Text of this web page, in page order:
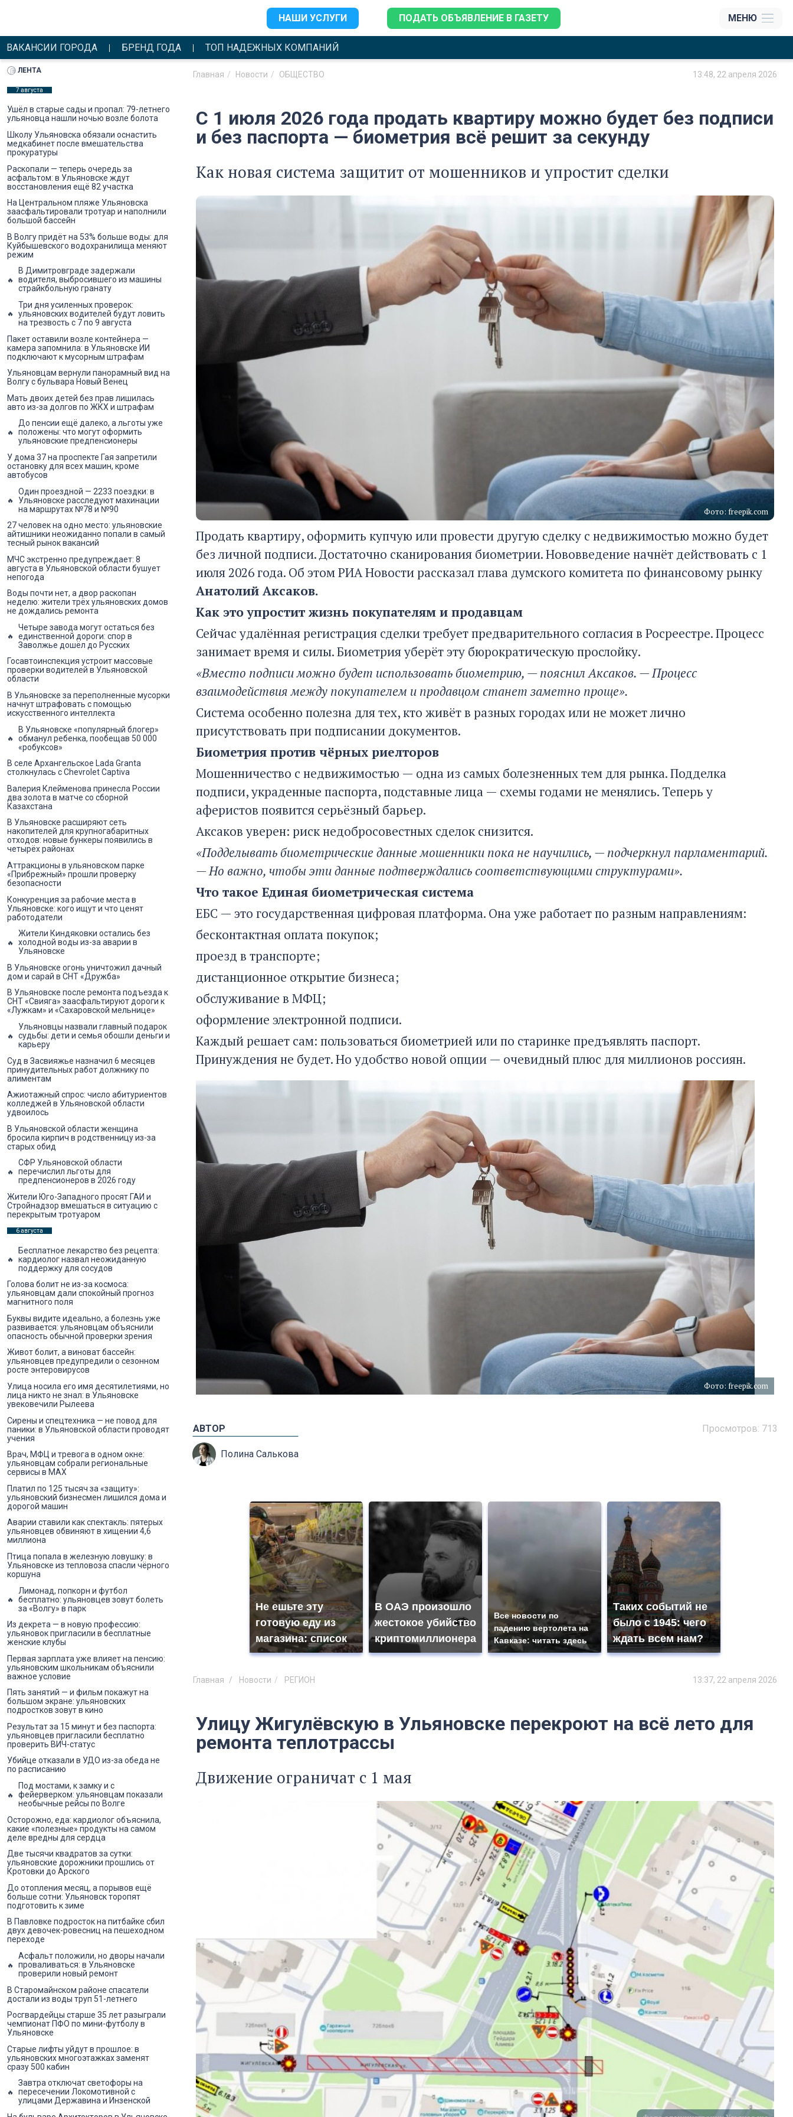
НАШИ УСЛУГИ ПОДАТЬ ОБЪЯВЛЕНИЕ В ГАЗЕТУ МЕНЮ
ВАКАНСИИ ГОРОДА БРЕНД ГОДА ТОП НАДЕЖНЫХ КОМПАНИЙ
Главная Новости ОБЩЕСТВО 13:48, 22 апреля 2026
С 1 июля 2026 года продать квартиру можно будет без подписи
и без паспорта — биометрия всё решит за секунду
Как новая система защитит от мошенников и упростит сделки
Фото: freepik.com
Продать квартиру, оформить купчую или провести другую сделку с недвижимостью можно будет
без личной подписи. Достаточно сканирования биометрии. Нововведение начнёт действовать с 1
июля 2026 года. Об этом РИА Новости рассказал глава думского комитета по финансовому рынку
Анатолий Аксаков.
Как это упростит жизнь покупателям и продавцам
Сейчас удалённая регистрация сделки требует предварительного согласия в Росреестре. Процесс
занимает время и силы. Биометрия уберёт эту бюрократическую прослойку.
«Вместо подписи можно будет использовать биометрию, — пояснил Аксаков. — Процесс
взаимодействия между покупателем и продавцом станет заметно проще».
Система особенно полезна для тех, кто живёт в разных городах или не может лично
присутствовать при подписании документов.
Биометрия против чёрных риелторов
Мошенничество с недвижимостью — одна из самых болезненных тем для рынка. Подделка
подписи, украденные паспорта, подставные лица — схемы годами не менялись. Теперь у
аферистов появится серьёзный барьер.
Аксаков уверен: риск недобросовестных сделок снизится.
«Подделывать биометрические данные мошенники пока не научились, — подчеркнул парламентарий.
— Но важно, чтобы эти данные подтверждались соответствующими структурами».
Что такое Единая биометрическая система
ЕБС — это государственная цифровая платформа. Она уже работает по разным направлениям:
бесконтактная оплата покупок;
проезд в транспорте;
дистанционное открытие бизнеса;
обслуживание в МФЦ;
оформление электронной подписи.
Каждый решает сам: пользоваться биометрией или по старинке предъявлять паспорт.
Принуждения не будет. Но удобство новой опции — очевидный плюс для миллионов россиян.
Фото: freepik.com
Просмотров: 713
АВТОР
Полина Салькова
Не ешьте эту
готовую еду из
магазина: список
В ОАЭ произошло
жестокое убийство
криптомиллионера
Все новости по
падению вертолета на
Кавказе: читать здесь
Таких событий не
было с 1945: чего
ждать всем нам?
Главная Новости РЕГИОН 13:37, 22 апреля 2026
Улицу Жигулёвскую в Ульяновске перекроют на всё лето для
ремонта теплотрассы
Движение ограничат с 1 мая
ЛЕНТА
7 августа
Ушёл в старые сады и пропал: 79-летнего
ульяновца нашли ночью возле болота
Школу Ульяновска обязали оснастить
медкабинет после вмешательства
прокуратуры
Раскопали — теперь очередь за
асфальтом: в Ульяновске ждут
восстановления ещё 82 участка
На Центральном пляже Ульяновска
заасфальтировали тротуар и наполнили
большой бассейн
В Волгу придёт на 53% больше воды: для
Куйбышевского водохранилища меняют
режим
В Димитровграде задержали
водителя, выбросившего из машины
страйкбольную гранату
Три дня усиленных проверок:
ульяновских водителей будут ловить
на трезвость с 7 по 9 августа
Пакет оставили возле контейнера —
камера запомнила: в Ульяновске ИИ
подключают к мусорным штрафам
Ульяновцам вернули панорамный вид на
Волгу с бульвара Новый Венец
Мать двоих детей без прав лишилась
авто из-за долгов по ЖКХ и штрафам
До пенсии ещё далеко, а льготы уже
положены: что могут оформить
ульяновские предпенсионеры
У дома 37 на проспекте Гая запретили
остановку для всех машин, кроме
автобусов
Один проездной — 2233 поездки: в
Ульяновске расследуют махинации
на маршрутах №78 и №90
27 человек на одно место: ульяновские
айтишники неожиданно попали в самый
тесный рынок вакансий
МЧС экстренно предупреждает: 8
августа в Ульяновской области бушует
непогода
Воды почти нет, а двор раскопан
неделю: жители трёх ульяновских домов
не дождались ремонта
Четыре завода могут остаться без
единственной дороги: спор в
Заволжье дошёл до Русских
Госавтоинспекция устроит массовые
проверки водителей в Ульяновской
области
В Ульяновске за переполненные мусорки
начнут штрафовать с помощью
искусственного интеллекта
В Ульяновске «популярный блогер»
обманул ребенка, пообещав 50 000
«робуксов»
В селе Архангельское Lada Granta
столкнулась с Chevrolet Captiva
Валерия Клейменова принесла России
два золота в матче со сборной
Казахстана
В Ульяновске расширяют сеть
накопителей для крупногабаритных
отходов: новые бункеры появились в
четырёх районах
Аттракционы в ульяновском парке
«Прибрежный» прошли проверку
безопасности
Конкуренция за рабочие места в
Ульяновске: кого ищут и что ценят
работодатели
Жители Киндяковки остались без
холодной воды из-за аварии в
Ульяновске
В Ульяновске огонь уничтожил дачный
дом и сарай в СНТ «Дружба»
В Ульяновске после ремонта подъезда к
СНТ «Свияга» заасфальтируют дороги к
«Лужкам» и «Сахаровской мельнице»
Ульяновцы назвали главный подарок
судьбы: дети и семья обошли деньги и
карьеру
Суд в Засвияжье назначил 6 месяцев
принудительных работ должнику по
алиментам
Ажиотажный спрос: число абитуриентов
колледжей в Ульяновской области
удвоилось
В Ульяновской области женщина
бросила кирпич в родственницу из-за
старых обид
СФР Ульяновской области
перечислил льготы для
предпенсионеров в 2026 году
Жители Юго-Западного просят ГАИ и
Стройнадзор вмешаться в ситуацию с
перекрытым тротуаром
6 августа
Бесплатное лекарство без рецепта:
кардиолог назвал неожиданную
поддержку для сосудов
Голова болит не из-за космоса:
ульяновцам дали спокойный прогноз
магнитного поля
Буквы видите идеально, а болезнь уже
развивается: ульяновцам объяснили
опасность обычной проверки зрения
Живот болит, а виноват бассейн:
ульяновцев предупредили о сезонном
росте энтеровирусов
Улица носила его имя десятилетиями, но
лица никто не знал: в Ульяновске
увековечили Рылеева
Сирены и спецтехника — не повод для
паники: в Ульяновской области проводят
учения
Врач, МФЦ и тревога в одном окне:
ульяновцам собрали региональные
сервисы в MAX
Платил по 125 тысяч за «защиту»:
ульяновский бизнесмен лишился дома и
дорогой машин
Аварии ставили как спектакль: пятерых
ульяновцев обвиняют в хищении 4,6
миллиона
Птица попала в железную ловушку: в
Ульяновске из тепловоза спасли чёрного
коршуна
Лимонад, попкорн и футбол
бесплатно: ульяновцев зовут болеть
за «Волгу» в парк
Из декрета — в новую профессию:
ульяновок пригласили в бесплатные
женские клубы
Первая зарплата уже влияет на пенсию:
ульяновским школьникам объяснили
важное условие
Пять занятий — и фильм покажут на
большом экране: ульяновских
подростков зовут в кино
Результат за 15 минут и без паспорта:
ульяновцев пригласили бесплатно
проверить ВИЧ-статус
Убийце отказали в УДО из-за обеда не
по расписанию
Под мостами, к замку и с
фейерверком: ульяновцам показали
необычные рейсы по Волге
Осторожно, еда: кардиолог объяснила,
какие «полезные» продукты на самом
деле вредны для сердца
Две тысячи квадратов за сутки:
ульяновские дорожники прошлись от
Кротовки до Арского
До отопления месяц, а порывов ещё
больше сотни: Ульяновск торопят
подготовить к зиме
В Павловке подросток на питбайке сбил
двух девочек-ровесниц на пешеходном
переходе
Асфальт положили, но дворы начали
проваливаться: в Ульяновске
проверили новый ремонт
В Старомайнском районе спасатели
достали из воды труп 51-летнего
Росгвардейцы старше 35 лет разыграли
чемпионат ПФО по мини-футболу в
Ульяновске
Старые лифты уйдут в прошлое: в
ульяновских многоэтажках заменят
сразу 500 кабин
Завтра отключат светофоры на
пересечении Локомотивной с
улицами Державина и Инзенской